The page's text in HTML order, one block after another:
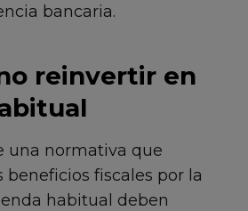
bancaria.
reinvertir en
una normativa que
beneficios fiscales por la
habitual deben